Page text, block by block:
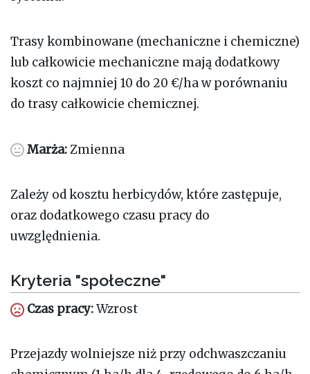
Trasy kombinowane (mechaniczne i chemiczne)
lub całkowicie mechaniczne mają dodatkowy
koszt co najmniej 10 do 20 €/ha w porównaniu
do trasy całkowicie chemicznej.
Marża:Zmienna
Zależy od kosztu herbicydów, które zastępuje,
oraz dodatkowego czasu pracy do
uwzględnienia.
Kryteria "społeczne"
Czas pracy:Wzrost
Przejazdy wolniejsze niż przy odchwaszczaniu